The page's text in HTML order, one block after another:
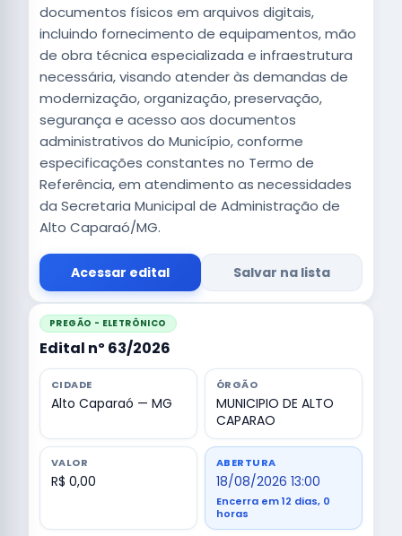
documentos físicos em arquivos digitais,
incluindo fornecimento de equipamentos, mão
de obra técnica especializada e infraestrutura
necessária, visando atender às demandas de
modernização, organização, preservação,
segurança e acesso aos documentos
administrativos do Município, conforme
especificações constantes no Termo de
Referência, em atendimento as necessidades
da Secretaria Municipal de Administração de
Alto Caparaó/MG.
Acessar edital Salvar na lista
PREGÃO - ELETRÔNICO
Edital nº 63/2026
CIDADE
Alto Caparaó — MG
ÓRGÃO
MUNICIPIO DE ALTO
CAPARAO
VALOR
R$ 0,00
ABERTURA
18/08/2026 13:00
Encerra em 12 dias, 0
horas